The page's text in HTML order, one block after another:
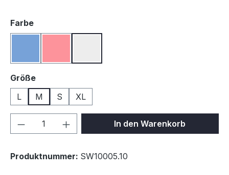
Farbeauswählen
Größeauswählen
L
M S XL
Produkt Anzahl: Gib denIn den Warenkorb
Produktnummer: SW10005.10